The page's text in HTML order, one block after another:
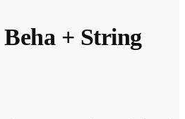
+ String